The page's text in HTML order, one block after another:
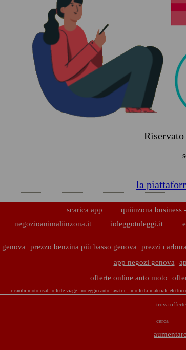
la
scarica app quiinzona business
negozioanimaliinzona.it
ioleggotuleggi.it
prezzo benzina più basso genova prezzi
app negozi genova
offerte online auto moto
ricambi moto usati offerte viaggi noleggio auto lavatrici in offerta materiale
trova offerte
cerca